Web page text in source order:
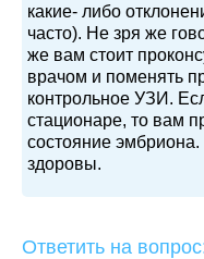
какие- либо
часто). Не зря же
же вам стоит
врачом и поменять
контрольное УЗИ.
стационаре, то вам
состояние эмбриона.
здоровы.
Ответить на